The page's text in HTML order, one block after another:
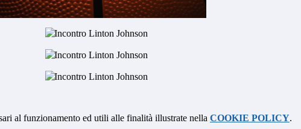
al funzionamento ed utili alle finalità illustrate nella COOKIE POLICY.